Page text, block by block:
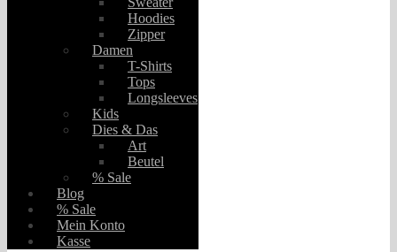
Hoodies
Zipper
Damen
T-Shirts
Tops
Longsleeves
Kids
Dies & Das
Art
Beutel
% Sale
Blog
% Sale
Mein Konto
Kasse